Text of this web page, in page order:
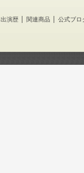
出演歴 関連商品 公式ブロ